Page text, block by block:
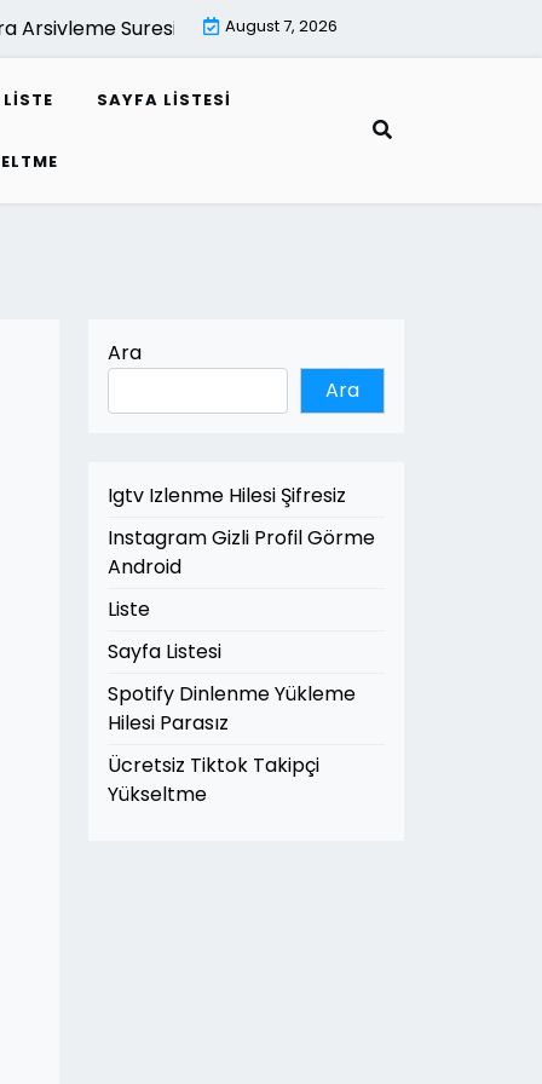
Suresi Kac Yildir |Mimari Render İle Leed
August 7, 2026
LISTE SAYFA LISTESI
Ara
Ara
Igtv Izlenme Hilesi Şifresiz
Instagram Gizli Profil Görme
Android
Liste
Sayfa Listesi
Spotify Dinlenme Yükleme
Hilesi Parasız
Ücretsiz Tiktok Takipçi
Yükseltme